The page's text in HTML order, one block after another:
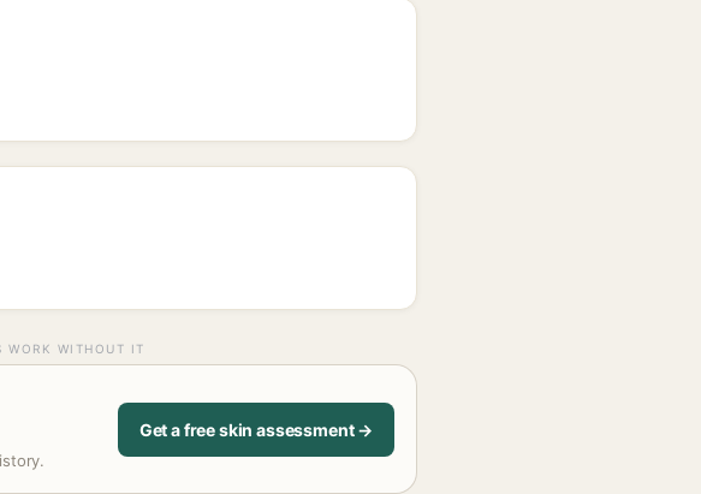
WORK WITHOUT IT
Get a free skin assessment →